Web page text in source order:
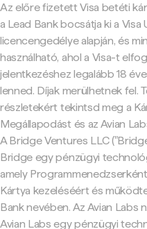
Az előre fizetett Visa betéti
a Lead Bank bocsátja ki a Visa
licencengedélye alapján, és
használható, ahol a Visa-t
jelentkezéshez legalább 18
lenned. Díjak merülhetnek fel.
részletekért tekintsd meg a
Megállapodást és az Avian
A Bridge Ventures LLC
Bridge egy pénzügyi
amely
Kártya kezeléséért és
Bank nevében. Az Avian Labs
Avian Labs egy pénzügyi